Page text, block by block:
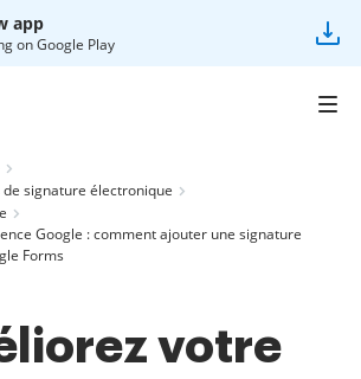
app
onGoogle Play
signature électronique
Google : comment ajouter une signature
Forms
votre